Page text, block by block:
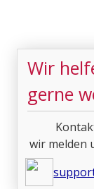
Wir
gerne
wir melden